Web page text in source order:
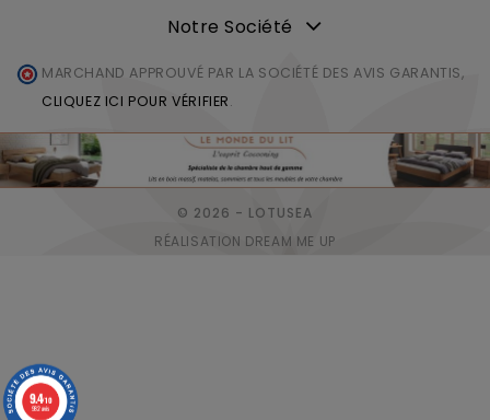
Notre Société
MARCHAND APPROUVÉ PAR LA SOCIÉTÉ DES AVIS GARANTIS,
CLIQUEZ ICI POUR VÉRIFIER.
© 2026 - LOTUSEA
RÉALISATION DREAM ME UP
9.4/10
982 avis